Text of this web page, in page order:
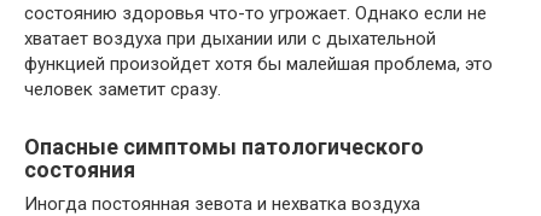
состоянию здоровья что-то угрожает. Однако если не
хватает воздуха при дыхании или с дыхательной
функцией произойдет хотя бы малейшая проблема, это
человек заметит сразу.
Опасные симптомы патологического
состояния
Иногда постоянная зевота и нехватка воздуха